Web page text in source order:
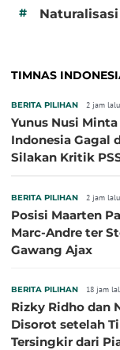
# Naturalisasi
TIMNAS
BERITA PILIHAN 2 jam lalu
Yunus Nusi
Indonesia Gagal
Silakan Kritik
BERITA PILIHAN 2 jam lalu
Posisi Maarten
Marc-Andre ter
Gawang Ajax
BERITA PILIHAN 18 jam
Rizky Ridho dan
Disorot setelah
Tersingkir dari